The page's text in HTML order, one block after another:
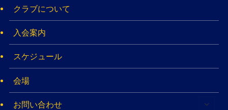
クラブについて
入会案内
スケジュール
会場
お問い合わせ